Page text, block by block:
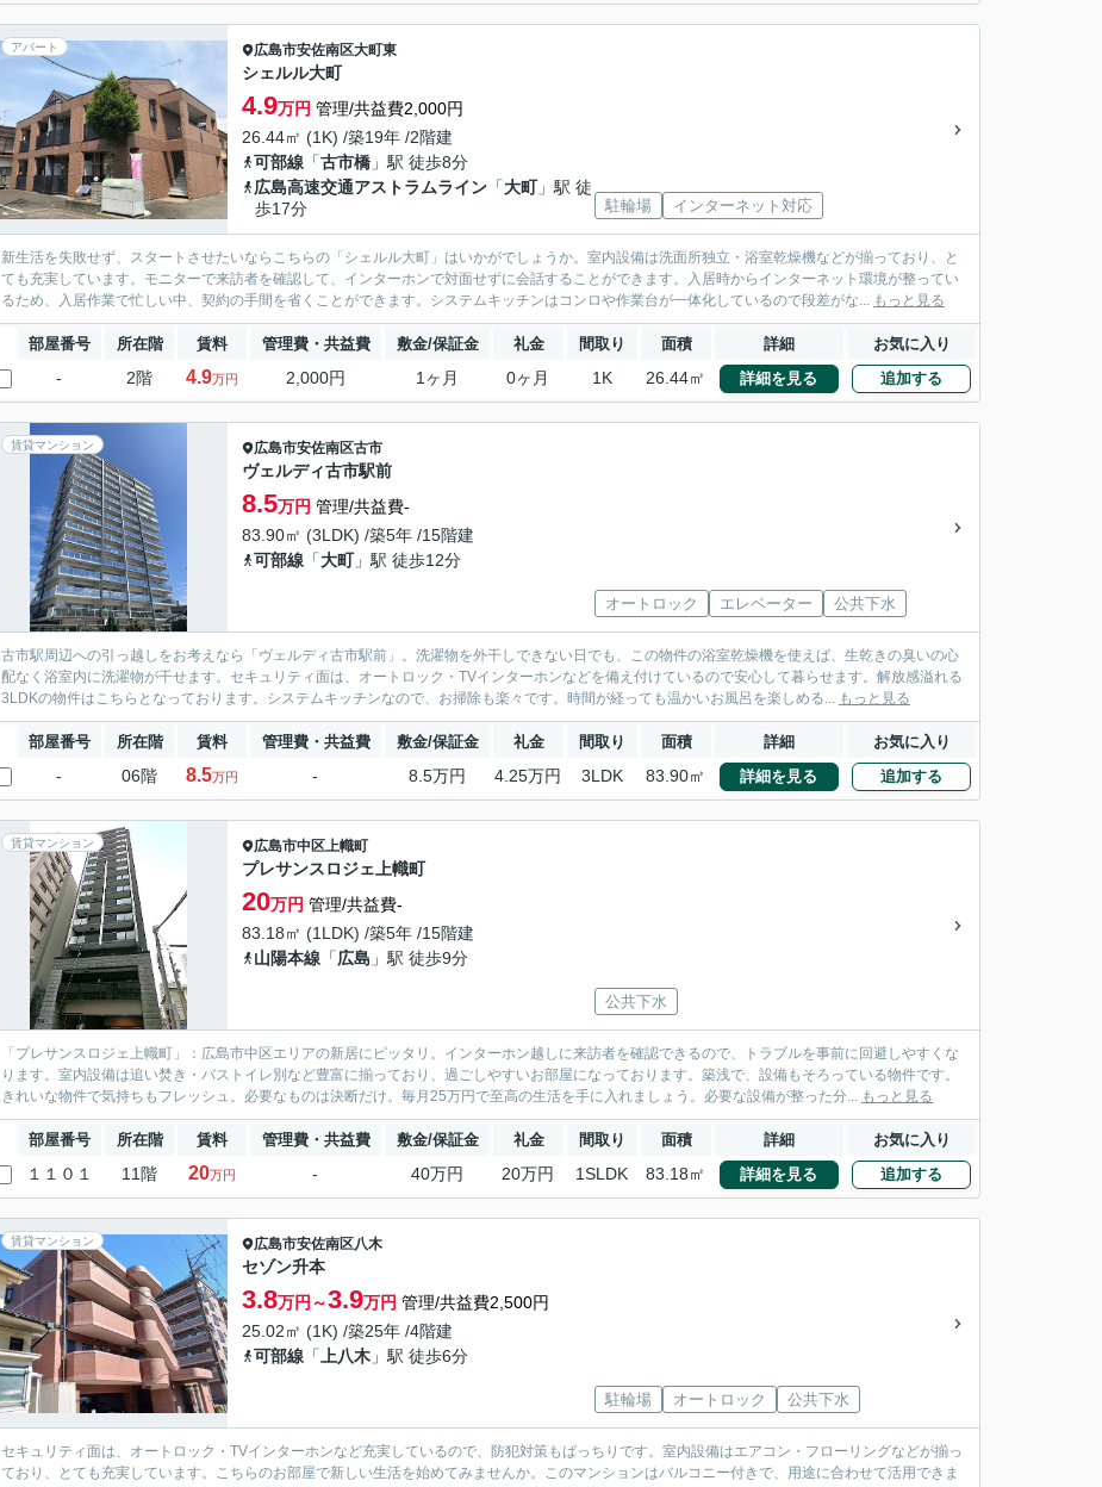
アパート 広島市安佐南区大町東
シェルル大町
4.9万円 管理/共益費2,000円
26.44㎡ (1K) /築19年 /2階建
可部線 「古市橋 」駅 徒歩8分
広島高速交通アストラムライン 「大町」駅 徒
歩17分
駐輪場 インターネット対応
新生活を失敗せず、スタートさせたいならこちらの「シェルル大町」はいかがでしょうか。室内設備は洗面所独立・浴室乾燥機などが揃っており、と
ても充実しています。モニターで来訪者を確認して、インターホンで対面せずに会話することができます。入居時からインターネット環境が整ってい
るため、入居作業で忙しい中、契約の手間を省くことができます。システムキッチンはコンロや作業台が一体化しているので段差がな... もっと見る
部屋番号 所在階 賃料 管理費・共益費 敷金/保証金 礼金 間取り 面積 詳細 お気に入り
- 2階 4.9万円 2,000円 1ヶ月 0ヶ月 1K 26.44㎡ 詳細を見る 追加する
賃貸マンション 広島市安佐南区古市
ヴェルディ古市駅前
8.5万円 管理/共益費-
83.90㎡ (3LDK) /築5年 /15階建
可部線 「大町」駅 徒歩12分
オートロック エレベーター 公共下水
古市駅周辺への引っ越しをお考えなら「ヴェルディ古市駅前」。洗濯物を外干しできない日でも、この物件の浴室乾燥機を使えば、生乾きの臭いの心
配なく浴室内に洗濯物が干せます。セキュリティ面は、オートロック・TVインターホンなどを備え付けているので安心して暮らせます。解放感溢れる
3LDKの物件はこちらとなっております。システムキッチンなので、お掃除も楽々です。時間が経っても温かいお風呂を楽しめる... もっと見る
部屋番号 所在階 賃料 管理費・共益費 敷金/保証金 礼金 間取り 面積 詳細 お気に入り
- 06階 8.5万円 - 8.5万円 4.25万円 3LDK 83.90㎡ 詳細を見る 追加する
賃貸マンション 広島市中区上幟町
プレサンスロジェ上幟町
20万円 管理/共益費-
83.18㎡ (1LDK) /築5年 /15階建
山陽本線 「広島 」駅 徒歩9分
公共下水
「プレサンスロジェ上幟町」：広島市中区エリアの新居にピッタリ。インターホン越しに来訪者を確認できるので、トラブルを事前に回避しやすくな
ります。室内設備は追い焚き・バストイレ別など豊富に揃っており、過ごしやすいお部屋になっております。築浅で、設備もそろっている物件です。
きれいな物件で気持ちもフレッシュ。必要なものは決断だけ。毎月25万円で至高の生活を手に入れましょう。必要な設備が整った分... もっと見る
部屋番号 所在階 賃料 管理費・共益費 敷金/保証金 礼金 間取り 面積 詳細 お気に入り
１１０１ 11階 20万円 - 40万円 20万円 1SLDK 83.18㎡ 詳細を見る 追加する
賃貸マンション 広島市安佐南区八木
セゾン升本
3.8万円～3.9万円 管理/共益費2,500円
25.02㎡ (1K) /築25年 /4階建
可部線 「 上八木 」駅 徒歩6分
駐輪場 オートロック 公共下水
セキュリティ面は、オートロック・TVインターホンなど充実しているので、防犯対策もばっちりです。室内設備はエアコン・フローリングなどが揃っ
ており、とても充実しています。こちらのお部屋で新しい生活を始めてみませんか。このマンションはバルコニー付きで、用途に合わせて活用できま